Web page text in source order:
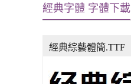
經典字體 字體下載
經典綜藝體簡.TTF